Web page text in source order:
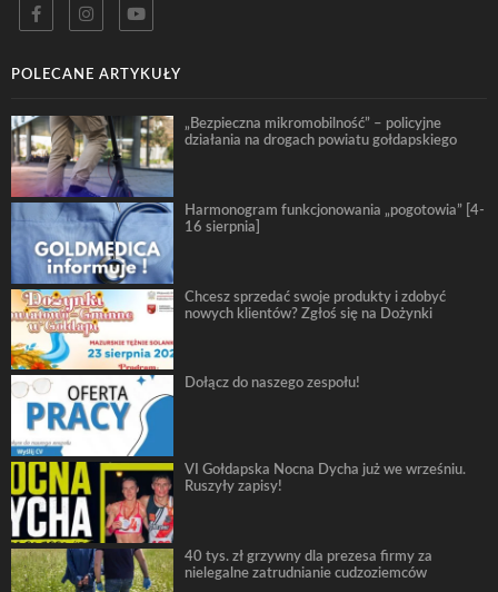
POLECANE ARTYKUŁY
„Bezpieczna mikromobilność” – policyjne
działania na drogach powiatu gołdapskiego
Harmonogram funkcjonowania „pogotowia” [4-
16 sierpnia]
Chcesz sprzedać swoje produkty i zdobyć
nowych klientów? Zgłoś się na Dożynki
Dołącz do naszego zespołu!
VI Gołdapska Nocna Dycha już we wrześniu.
Ruszyły zapisy!
40 tys. zł grzywny dla prezesa firmy za
nielegalne zatrudnianie cudzoziemców